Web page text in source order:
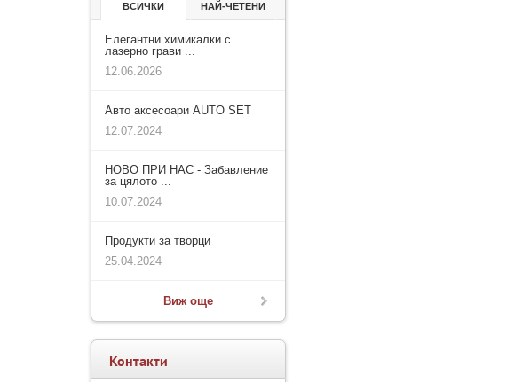
ВСИЧКИ НАЙ-ЧЕТЕНИ
Елегантни химикалки с
лазерно грави ...
12.06.2026
Авто аксесоари AUTO SET
12.07.2024
НОВО ПРИ НАС - Забавление
за цялото ...
10.07.2024
Продукти за творци
25.04.2024
Виж още
Контакти